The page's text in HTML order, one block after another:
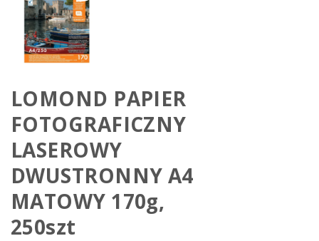
LOMOND PAPIER
FOTOGRAFICZNY
LASEROWY
DWUSTRONNY A4
MATOWY 170g,
250szt